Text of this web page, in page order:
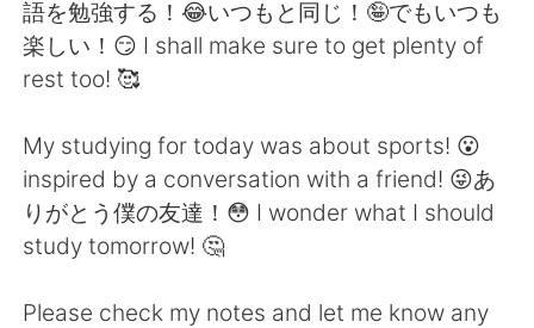
العربية Deutsch
日本語
Русский ไทย
Indonesia Italiano
Türkçe
Português
語を勉強する！😂いつもと同じ！🤪でもいつも
楽しい！😏 I shall make sure to get plenty of
rest too! 🥰
My studying for today was about sports! 😮
inspired by a conversation with a friend! 😜あ
りがとう僕の友達！😳 I wonder what I should
study tomorrow! 🤔
Please check my notes and let me know any